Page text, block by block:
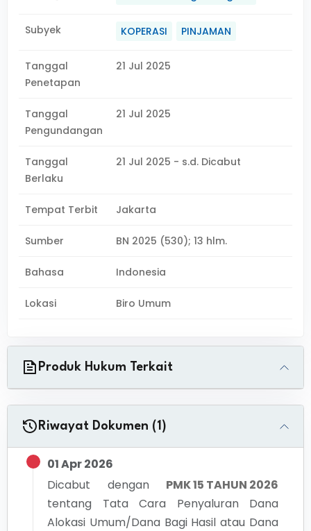
Subyek KOPERASI PINJAMAN
Tanggal
Penetapan
21 Jul 2025
Tanggal
Pengundangan
21 Jul 2025
Tanggal
Berlaku
21 Jul 2025 - s.d. Dicabut
Tempat Terbit Jakarta
Sumber BN 2025 (530); 13 hlm.
Bahasa Indonesia
Lokasi Biro Umum
Produk Hukum Terkait
Riwayat Dokumen (1)
01 Apr 2026
Dicabut dengan
PMK 15 TAHUN 2026
tentang Tata Cara Penyaluran Dana
Alokasi Umum/Dana Bagi Hasil atau Dana